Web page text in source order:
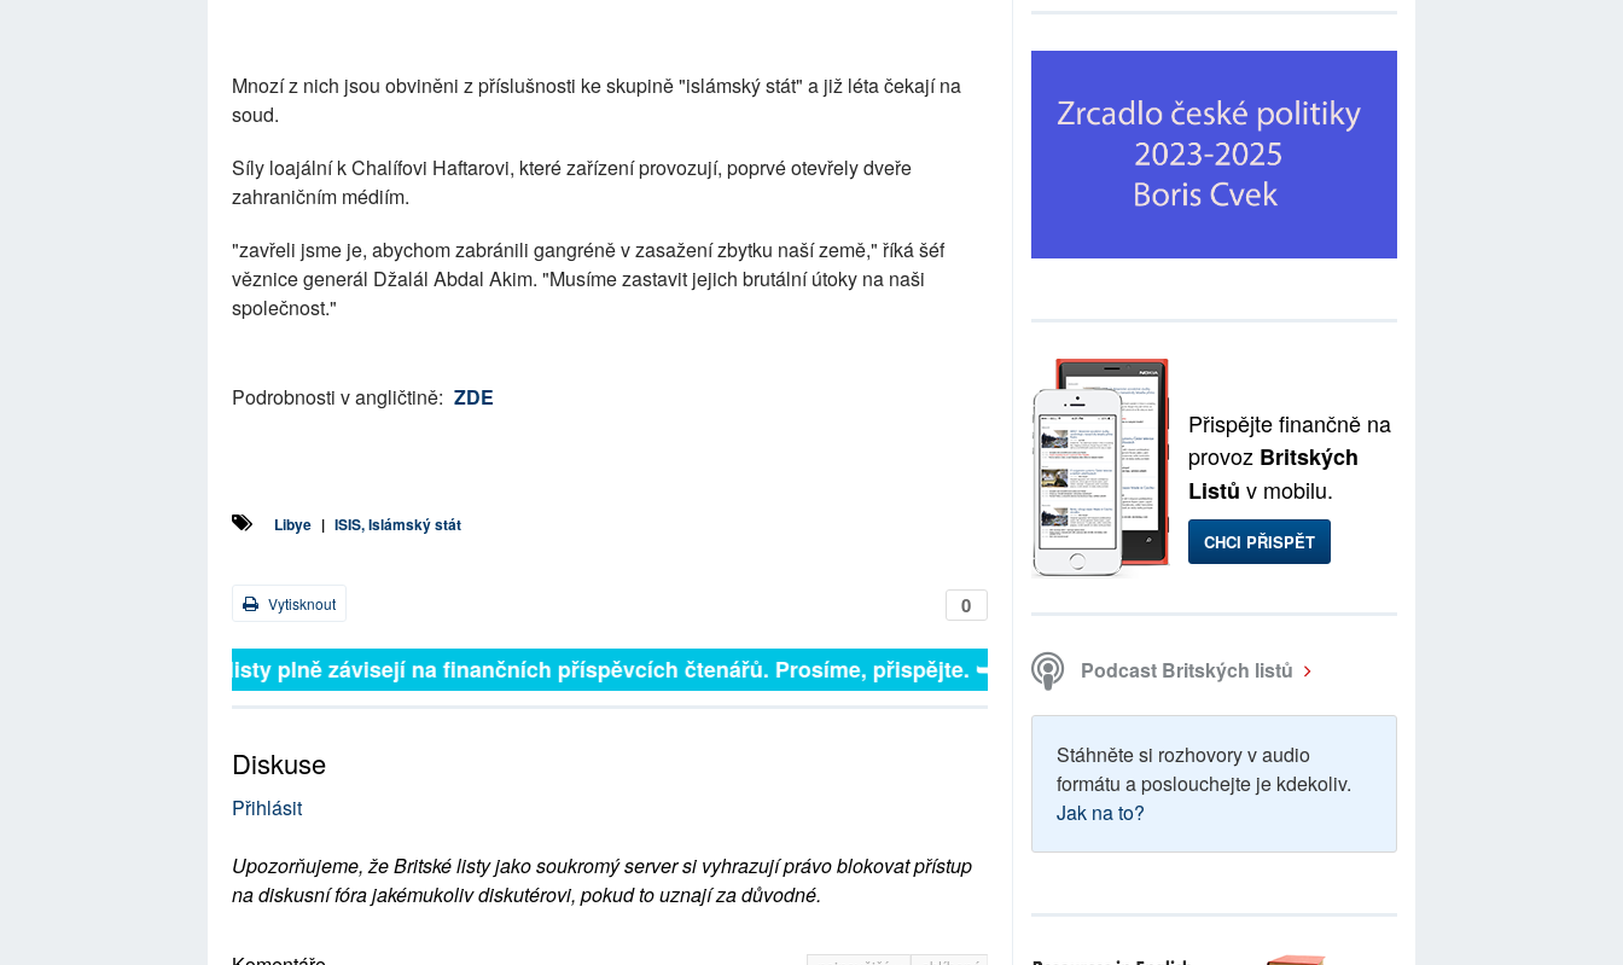
Mnozí z nich jsou obviněni z příslušnosti ke skupině "islámský stát" a již léta čekají na
soud.
Síly loajální k Chalífovi Haftarovi, které zařízení provozují, poprvé otevřely dveře
zahraničním médiím.
"zavřeli jsme je, abychom zabránili gangréně v zasažení zbytku naší země," říká šéf
věznice generál Džalál Abdal Akim. "Musíme zastavit jejich brutální útoky na naši
společnost."
Podrobnosti v angličtině: ZDE
Libye | ISIS, Islámský stát
0
Vytisknout
Britské listy plně závisejí na finančních příspěvcích čtenářů. Prosíme, přispějte. ➥
Diskuse
Přihlásit
Upozorňujeme, že Britské listy jako soukromý server si vyhrazují právo blokovat přístup
na diskusní fóra jakémukoliv diskutérovi, pokud to uznají za důvodné.
Přispějte finančně na
provoz Britských
Listů v mobilu.
CHCI PŘISPĚT
Podcast Britských listů
Stáhněte si rozhovory v audio
formátu a poslouchejte je kdekoliv.
Jak na to?